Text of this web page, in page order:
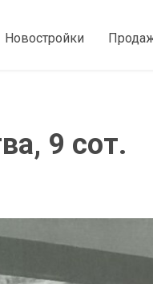
Новостройки
9 сот.